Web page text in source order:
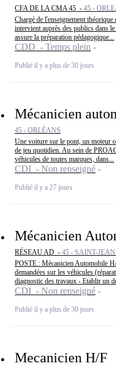
CFA DE LA CMA 45 - 45 -
Chargé de l'enseignement
intervient auprès des publics dans
assure la préparation pédagogique...
CDD - Temps plein
Publié il y a plus de 30 jours
Mécanicien
45 - ORLÉANS
Une voiture sur le pont, un moteur
de jeu quotidien. Au sein de
véhicules de toutes marques, dans...
CDI - Non renseigné
Publié il y a 27 jours
Mécanicien
RÉSEAU AD - 45 - SAINT-
POSTE : Mécanicien Automobile
demandées sur les véhicules
diagnostic des travaux - Etablir un
CDI - Non renseigné
Publié il y a plus de 30 jours
Mecanicien H/F